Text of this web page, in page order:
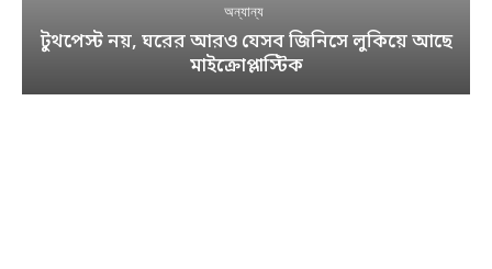
অন্যান্য
টুথপেস্ট নয়, ঘরের আরও যেসব জিনিসে লুকিয়ে আছে
মাইক্রোপ্লাস্টিক